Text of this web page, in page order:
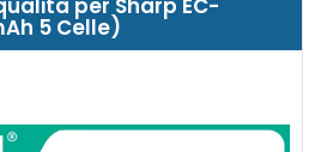
per Sharp EC-
5 Celle)